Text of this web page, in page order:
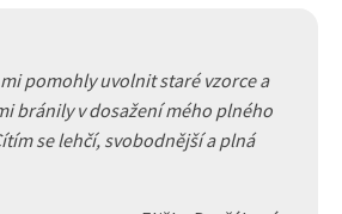
mi pomohly uvolnit staré vzorce a
bránily v dosažení mého plného
se lehčí, svobodnější a plná